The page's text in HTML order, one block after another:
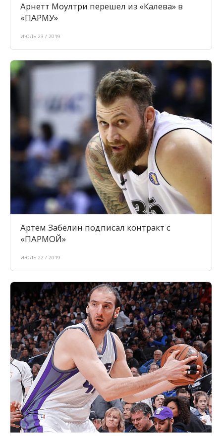
Арнетт Моултри перешел из «Калева» в
«ПАРМУ»
ИЮЛЬ 23 / 2019
Артем Забелин подписал контракт с
«ПАРМОЙ»
ИЮЛЬ 22 / 2019